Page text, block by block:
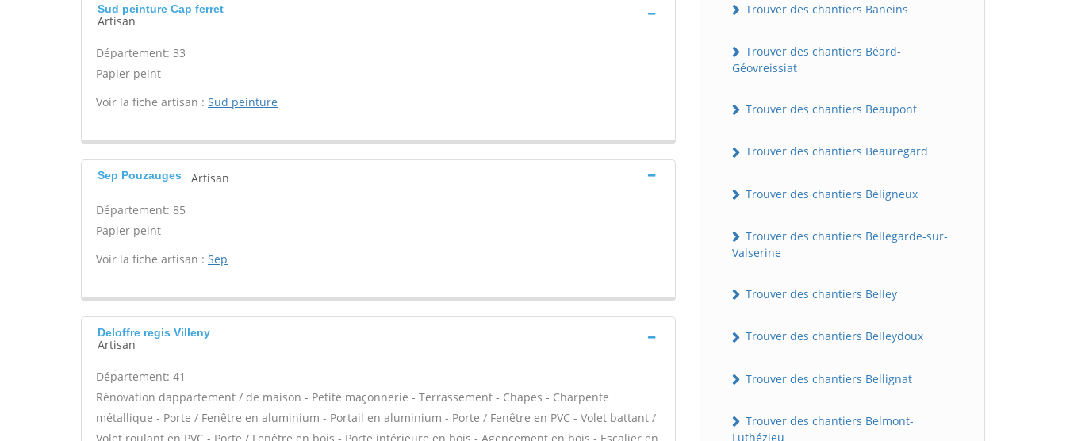
Sud peinture Cap ferret
Artisan
Département: 33
Papier peint -
Voir la fiche artisan : Sud peinture
Sep Pouzauges Artisan
Département: 85
Papier peint -
Voir la fiche artisan : Sep
Deloffre regis Villeny
Artisan
Département: 41
Rénovation dappartement / de maison - Petite maçonnerie - Terrassement - Chapes - Charpente
métallique - Porte / Fenêtre en aluminium - Portail en aluminium - Porte / Fenêtre en PVC - Volet battant /
Trouver des chantiers Baneins
Trouver des chantiers Béard-
Géovreissiat
Trouver des chantiers Beaupont
Trouver des chantiers Beauregard
Trouver des chantiers Béligneux
Trouver des chantiers Bellegarde-sur-
Valserine
Trouver des chantiers Belley
Trouver des chantiers Belleydoux
Trouver des chantiers Bellignat
Trouver des chantiers Belmont-
Luthézieu